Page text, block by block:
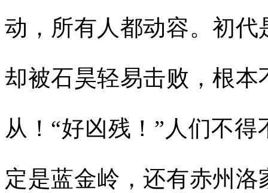
动，所有人都动容。初
却被石昊轻易击败，根
从！“好凶残！”人们不
定是蓝金岭，还有赤州